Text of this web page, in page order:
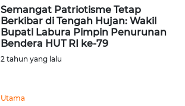
Semangat Patriotisme Tetap
Berkibar di Tengah Hujan: Wakil
Bupati Labura Pimpin Penurunan
Bendera HUT RI ke-79
2 tahun yang lalu
Utama